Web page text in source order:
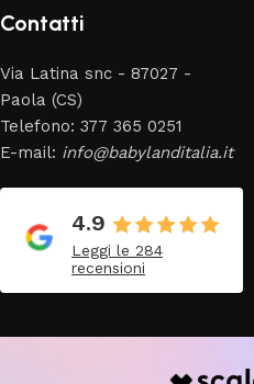
Contatti
Via Latina snc - 87027 -
Paola (CS)
Telefono: 377 365 0251
E-mail: info@babylanditalia.it
4.9
Leggi le 284
recensioni